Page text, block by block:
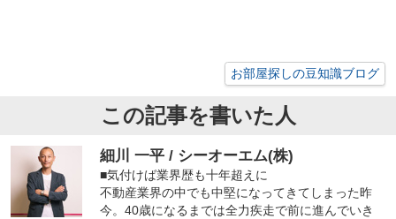
お部屋探しの豆知識ブログ
この記事を書いた人
細川 一平 / シーオーエム(株)
■気付けば業界歴も十年超えに
不動産業界の中でも中堅になってきてしまった昨
今。40歳になるまでは全力疾走で前に進んでいき